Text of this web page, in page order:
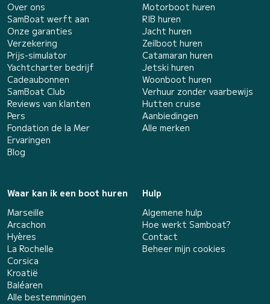
Over ons
SamBoat werft aan
Onze garanties
Verzekering
Prijs-simulator
Yachtcharter bedrijf
Cadeaubonnen
SamBoat Club
Reviews van klanten
Pers
Fondation de la Mer
Ervaringen
Blog
Motorboot huren
RIB huren
Jacht huren
Zeilboot huren
Catamaran huren
Jetski huren
Woonboot huren
Verhuur zonder vaarbewijs
Hutten cruise
Aanbiedingen
Alle merken
Waar kan ik een boot huren
Marseille
Arcachon
Hyères
La Rochelle
Corsica
Kroatië
Baléaren
Alle bestemmingen
Hulp
Algemene hulp
Hoe werkt Samboat?
Contact
Beheer mijn cookies